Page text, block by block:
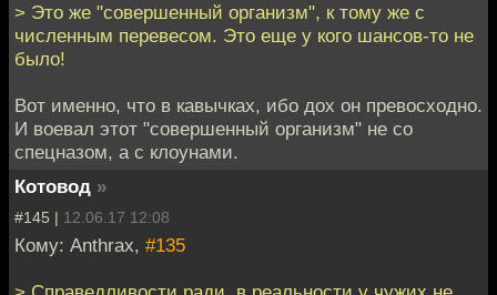
> Это же "совершенный организм", к тому же с
численным перевесом. Это еще у кого шансов-то не
было!
Вот именно, что в кавычках, ибо дох он превосходно.
И воевал этот "совершенный организм" не со
спецназом, а с клоунами.
Котовод »
#145 | 12.06.17 12:08
Кому: Anthrax, #135